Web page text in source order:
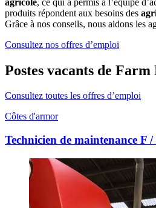
produits répondent aux besoins des
Grâce à nos conseils, nous aidons les
Consultez nos offres d’emploi
Postes vacants de
Consultez toutes les offres d’emploi
Côtes d'armor
Technicien de maintenance F